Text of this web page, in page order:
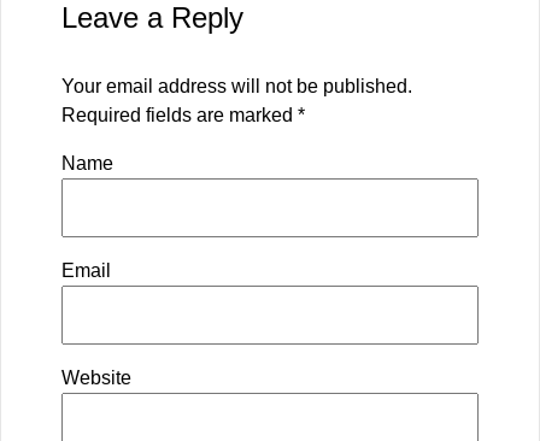
Leave a Reply
Your email address will not be published.
Required fields are marked *
Name
Email
Website